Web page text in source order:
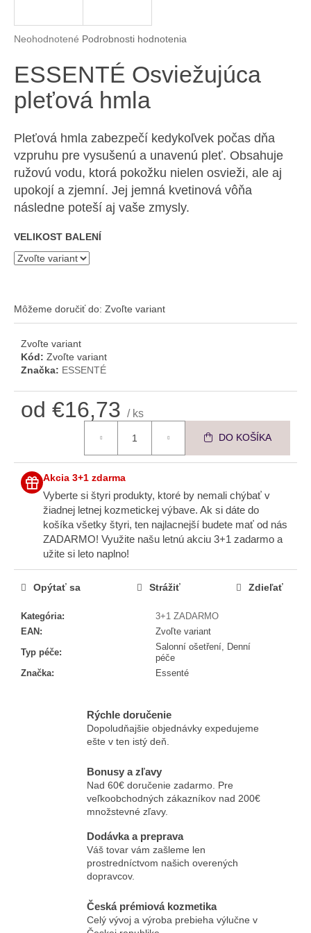
Priemerné hodnotenie produktu je 0,0 z 5 hviezdičiek.
Neohodnotené Podrobnosti hodnotenia
ESSENTÉ Osviežujúca
pleťová hmla
Pleťová hmla zabezpečí kedykoľvek počas dňa
vzpruhu pre vysušenú a unavenú pleť. Obsahuje
ružovú vodu, ktorá pokožku nielen osvieži, ale aj
upokojí a zjemní. Jej jemná kvetinová vôňa
následne poteší aj vaše zmysly.
VELIKOST BALENÍ
Môžeme doručiť do: Zvoľte variant
Zvoľte variant
Kód: Zvoľte variant
Značka: ESSENTÉ
od €16,73 / ks
DO KOŠÍKA
Akcia 3+1 zdarma
Vyberte si štyri produkty, ktoré by nemali chýbať v
žiadnej letnej kozmetickej výbave. Ak si dáte do
košíka všetky štyri, ten najlacnejší budete mať od nás
ZADARMO! Využite našu letnú akciu 3+1 zadarmo a
užite si leto naplno!
Kategória:
3+1 ZADARMO
EAN:
Zvoľte variant
Typ péče:
Salonní ošetření, Denní
péče
Značka: Essenté
Opýtať sa Strážiť Zdieľať
Rýchle doručenie
Dopoludňajšie objednávky expedujeme
ešte v ten istý deň.
Bonusy a zľavy
Nad 60€ doručenie zadarmo. Pre
veľkoobchodných zákazníkov nad 200€
množstevné zľavy.
Dodávka a preprava
Váš tovar vám zašleme len
prostredníctvom našich overených
dopravcov.
Česká prémiová kozmetika
Celý vývoj a výroba prebieha výlučne v
j
ť
HĽADAŤ
d
p
o
č
a
m
ESSENTÉ
UPOKOJUJÚCE